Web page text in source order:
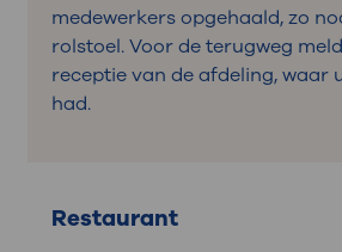
medewerkers opgehaald, zo
rolstoel. Voor de terugweg
receptie van de afdeling, waar
had.
Restaurant